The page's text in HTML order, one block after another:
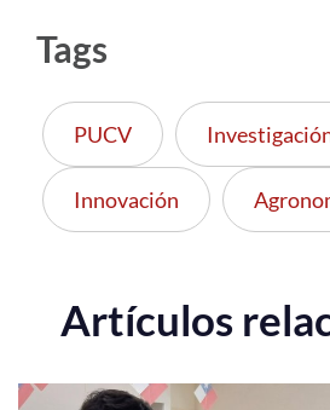
Tags
PUCV
Innovación
Artículos